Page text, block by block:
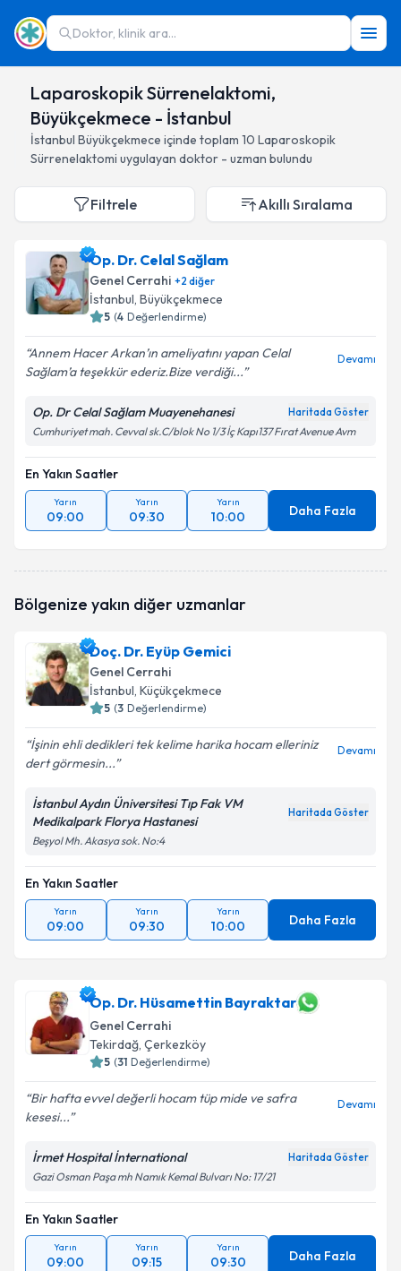
Doktor, klinik ara...
Laparoskopik Sürrenelaktomi,
Büyükçekmece - İstanbul
İstanbul Büyükçekmece içinde toplam 10 Laparoskopik
Sürrenelaktomi uygulayan doktor - uzman bulundu
Filtrele Akıllı Sıralama
Op. Dr. Celal Sağlam
Genel Cerrahi +2 diğer
İstanbul, Büyükçekmece
5 (4 Değerlendirme)
Annem Hacer Arkan’ın ameliyatını yapan Celal
Sağlam’a teşekkür ederiz.Bize verdiği...
Devamı
Op. Dr Celal Sağlam Muayenehanesi Haritada Göster
Cumhuriyet mah. Cevval sk.C/blok No 1/3 İç Kapı137 Fırat Avenue Avm
En Yakın Saatler
Yarın
09:00
Yarın
09:30
Yarın
10:00 Daha Fazla
Bölgenize yakın diğer uzmanlar
Doç. Dr. Eyüp Gemici
Genel Cerrahi
İstanbul, Küçükçekmece
5 (3 Değerlendirme)
İşinin ehli dedikleri tek kelime harika hocam elleriniz
dert görmesin...
Devamı
İstanbul Aydın Üniversitesi Tıp Fak VM
Medikalpark Florya Hastanesi
Haritada Göster
Beşyol Mh. Akasya sok. No:4
En Yakın Saatler
Yarın
09:00
Yarın
09:30
Yarın
10:00 Daha Fazla
Op. Dr. Hüsamettin Bayraktar
Genel Cerrahi
Tekirdağ, Çerkezköy
5 (31 Değerlendirme)
Bir hafta evvel değerli hocam tüp mide ve safra
kesesi...
Devamı
İrmet Hospital İnternational Haritada Göster
Gazi Osman Paşa mh Namık Kemal Bulvarı No: 17/21
En Yakın Saatler
Yarın
09:00
Yarın
09:15
Yarın
09:30 Daha Fazla